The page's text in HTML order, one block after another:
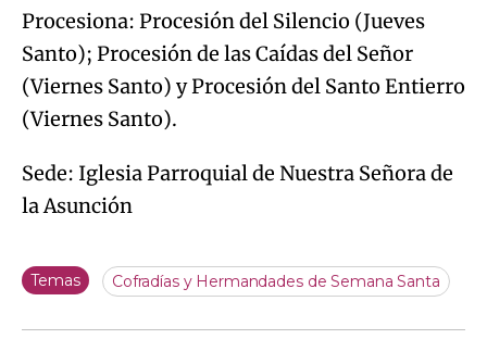
Procesiona: Procesión del Silencio (Jueves
Santo); Procesión de las Caídas del Señor
(Viernes Santo) y Procesión del Santo Entierro
(Viernes Santo).
Sede: Iglesia Parroquial de Nuestra Señora de
la Asunción
Temas Cofradías y Hermandades de Semana Santa